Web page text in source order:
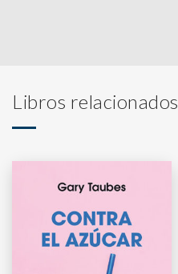
Libros relacionados